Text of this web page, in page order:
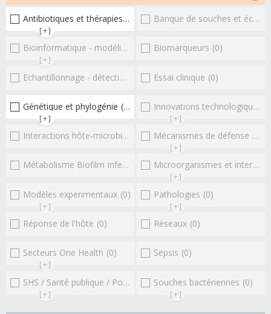
Antibiotiques et thérapies alternatives (1)
[+]
Banque de souches et échantillons
Bioinformatique - modélisation - structure (0)
[+]
Biomarqueurs (0)
Echantillonnage - détection et diagnostic (0)
Essai clinique (0)
Génétique et phylogénie (1)
[+]
Innovations technologiques et omiques
[+]
Interactions hôte-microbioteEntérocoques (0)
Mécanismes de défense microbiens
[+]
Métabolisme Biofilm Infections respiratoires (0)
Microorganismes et interactions/réponse de l'hôte
[+]
Modèles experimentaux (0)
[+]
Pathologies (0)
[+]
Réponse de l'hôte (0) Réseaux (0)
Secteurs One Health (0)
[+]
Sepsis (0)
SHS / Santé publique / Politiques publiques / socio-économie
[+]
Souches bactériennes (0)
[+]